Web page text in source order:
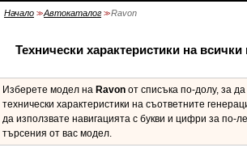
Начало >> Автокаталог >> Ravon
Технически характеристики на
Изберете модел на Ravon от списъка по-долу, за да
технически характеристики на съответните
да използвате навигацията с букви и цифри за по-
търсения от вас модел.